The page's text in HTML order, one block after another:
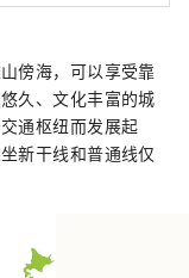
周边繁荣发展，
傍海，可以享受靠
久、文化丰富的城
通枢纽而发展起
新干线和普通线仅